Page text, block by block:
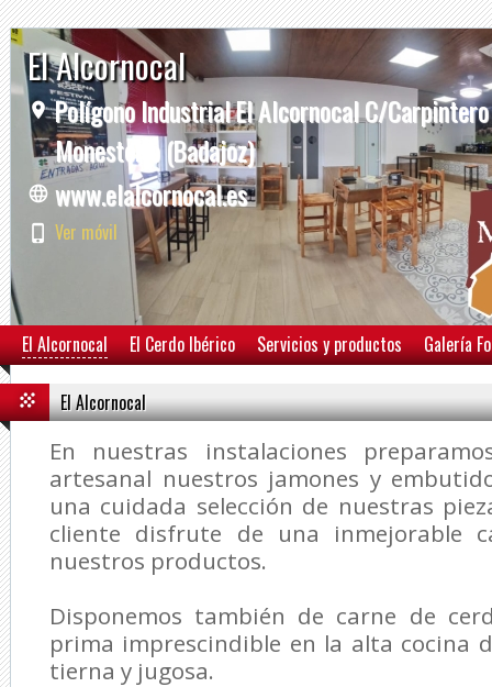
El Alcornocal
Polígono Industrial El Alcornocal C/
Monesterio (Badajoz)
www.elalcornocal.es
Ver móvil
El Alcornocal El Cerdo Ibérico Servicios y productos Galería
El Alcornocal
En nuestras instalaciones
artesanal nuestros jamones y
una cuidada selección de nuestras
cliente disfrute de una inmejorable
nuestros productos.
Disponemos también de carne de
prima imprescindible en la alta cocina
tierna y jugosa.